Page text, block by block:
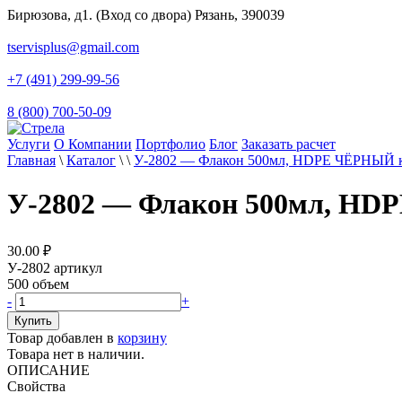
Бирюзова, д1. (Вход со двора) Рязань, 390039
tservisplus@gmail.com
+7 (491) 299-99-56
8 (800) 700-50-09
Услуги О Компании Портфолио Блог Заказать расчет
Главная \ Каталог \ \ У-2802 — Флакон 500мл, HDPE ЧЁРНЫЙ
У-2802 — Флакон 500мл,
30.00 ₽
У-2802 артикул
500 объем
-
+
Товар добавлен в корзину
Товара нет в наличии.
ОПИСАНИЕ
Свойства